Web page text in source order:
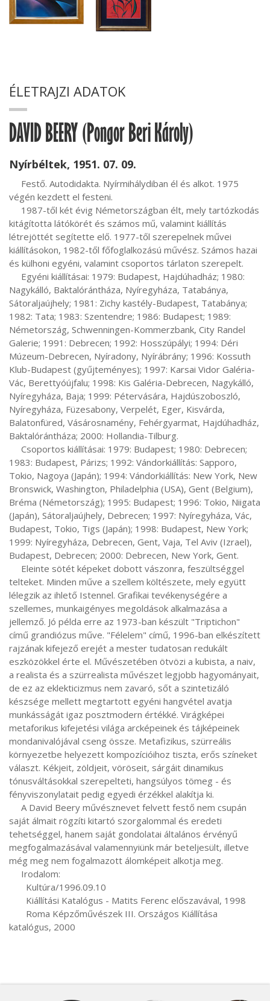
ÉLETRAJZI ADATOK
DAVID BEERY (Pongor Beri Károly)
Nyírbéltek, 1951. 07. 09.
végén kezdett el festeni.
kitágította látókörét és számos mű, valamint kiállítás
létrejöttét segítette elő. 1977-től szerepelnek művei
kiállításokon, 1982-től főfoglalkozású művész. Számos hazai
és külhoni egyéni, valamint csoportos tárlaton szerepelt.
Nagykálló, Baktalórántháza, Nyíregyháza, Tatabánya,
Sátoraljaújhely; 1981: Zichy kastély-Budapest, Tatabánya;
1982: Tata; 1983: Szentendre; 1986: Budapest; 1989:
Németország, Schwenningen-Kommerzbank, City Randel
Galerie; 1991: Debrecen; 1992: Hosszúpályi; 1994: Déri
Múzeum-Debrecen, Nyíradony, Nyírábrány; 1996: Kossuth
Klub-Budapest (gyűjteményes); 1997: Karsai Vidor Galéria-
Vác, Berettyóújfalu; 1998: Kis Galéria-Debrecen, Nagykálló,
Nyíregyháza, Baja; 1999: Pétervására, Hajdúszoboszló,
Nyíregyháza, Füzesabony, Verpelét, Eger, Kisvárda,
Balatonfüred, Vásárosnamény, Fehérgyarmat, Hajdúhadház,
Baktalórántháza; 2000: Hollandia-Tilburg.
1983: Budapest, Párizs; 1992: Vándorkiállítás: Sapporo,
Tokio, Nagoya (Japán); 1994: Vándorkiállítás: New York, New
Bronswick, Washington, Philadelphia (USA), Gent (Belgium),
Bréma (Németország); 1995: Budapest; 1996: Tokio, Niigata
(Japán), Sátoraljaújhely, Debrecen; 1997: Nyíregyháza, Vác,
Budapest, Tokio, Tigs (Japán); 1998: Budapest, New York;
1999: Nyíregyháza, Debrecen, Gent, Vaja, Tel Aviv (Izrael),
Budapest, Debrecen; 2000: Debrecen, New York, Gent.
telteket. Minden műve a szellem költészete, mely együtt
lélegzik az ihlető Istennel. Grafikai tevékenységére a
szellemes, munkaigényes megoldások alkalmazása a
jellemző. Jó példa erre az 1973-ban készült "Triptichon"
című grandiózus műve. "Félelem" című, 1996-ban elkészített
rajzának kifejező erejét a mester tudatosan redukált
eszközökkel érte el. Művészetében ötvözi a kubista, a naiv,
a realista és a szürrealista művészet legjobb hagyományait,
de ez az eklekticizmus nem zavaró, sőt a szintetizáló
készsége mellett megtartott egyéni hangvétel avatja
munkásságát igaz posztmodern értékké. Virágképei
metaforikus kifejetési világa arcképeinek és tájképeinek
mondanivalójával cseng össze. Metafizikus, szürreális
környezetbe helyezett kompozícióihoz tiszta, erős színeket
választ. Kékjeit, zöldjeit, vöröseit, sárgáit dinamikus
tónusváltásokkal szerepelteti, hangsúlyos tömeg - és
fényviszonylatait pedig egyedi érzékkel alakítja ki.
saját álmait rögzíti kitartó szorgalommal és eredeti
tehetséggel, hanem saját gondolatai általános érvényű
megfogalmazásával valamennyiünk már beteljesült, illetve
még meg nem fogalmazott álomképeit alkotja meg.
katalógus, 2000